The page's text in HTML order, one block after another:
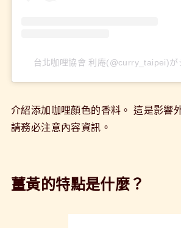
台北咖哩協會 利庵(@curry_taipei)が
介紹添加咖哩顏色的香料。 這是影響
請務必注意內容資訊。
薑黃的特點是什麼？